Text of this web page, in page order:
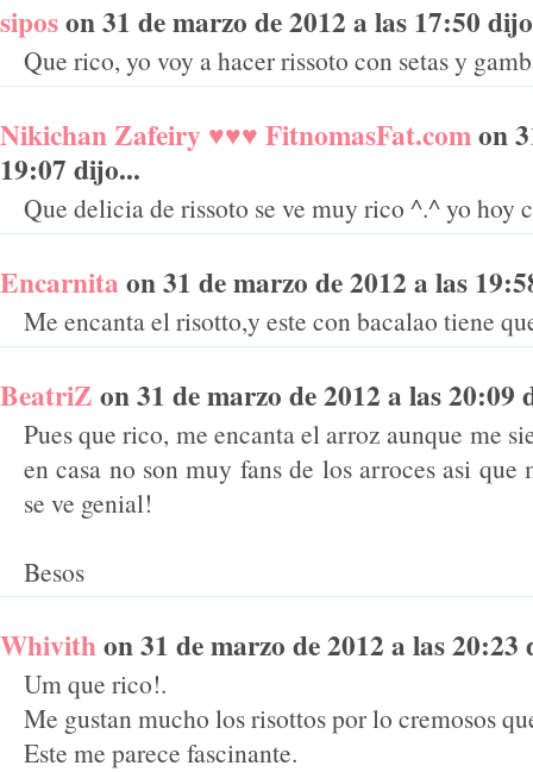
siposon 31 de marzo de 2012 a las 17:50
Que rico, yo voy a hacer rissoto con setas y
Nikichan Zafeiry ♥♥♥ FitnomasFat.comon
19:07 dijo...
Que delicia de rissoto se ve muy rico ^.^ yo
Encarnita on 31 de marzo de 2012 a las
Me encanta el risotto,y este con bacalao tiene
BeatriZ on 31 de marzo de 2012 a las 20:09
Pues que rico, me encanta el arroz aunque me
en casa no son muy fans de los arroces asi
se ve genial!
Besos
Whivithon 31 de marzo de 2012 a las 20:23
Um que rico!.
Me gustan mucho los risottos por lo cremosos
Este me parece fascinante.